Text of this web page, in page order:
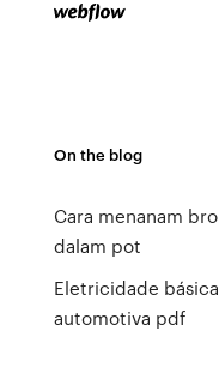
On the blog
Cara menanam
dalam pot
Eletricidade básica
automotiva pdf